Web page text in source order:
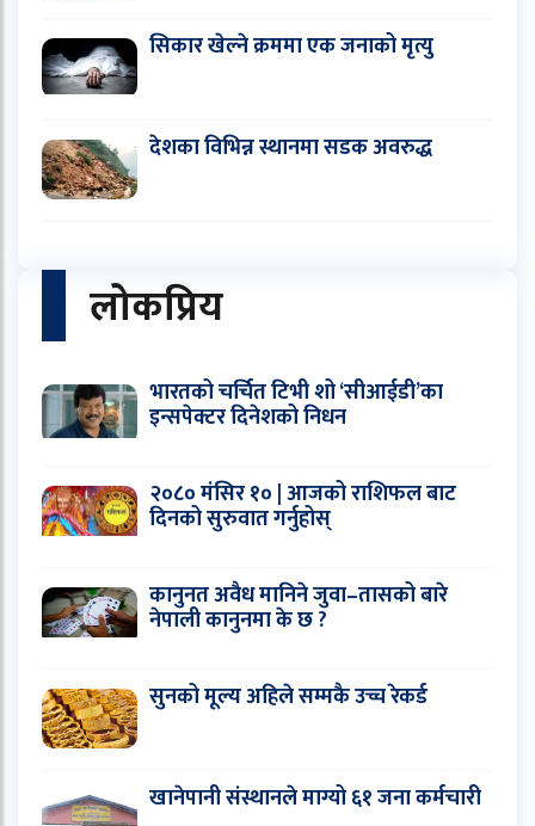
सिकार खेल्ने क्रममा एक जनाको मृत्यु
देशका विभिन्न स्थानमा सडक अवरुद्ध
लोकप्रिय
भारतको चर्चित टिभी शो ‘सीआईडी’का
इन्सपेक्टर दिनेशको निधन
२०८० मंसिर १० | आजको राशिफल बाट
दिनको सुरुवात गर्नुहोस्
कानुनत अवैध मानिने जुवा–तासको बारे
नेपाली कानुनमा के छ ?
सुनको मूल्य अहिले सम्मकै उच्च रेकर्ड
खानेपानी संस्थानले माग्यो ६१ जना कर्मचारी